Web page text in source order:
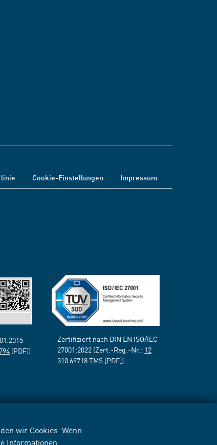
wir Cookies. Wenn
Informationen
Cookie-Einstellungen Impressum
[PDF])
Zertifiziert nach DIN EN ISO/IEC
27001:2022 (Zert.-Reg.-Nr.: 12
310 69718 TMS [PDF])